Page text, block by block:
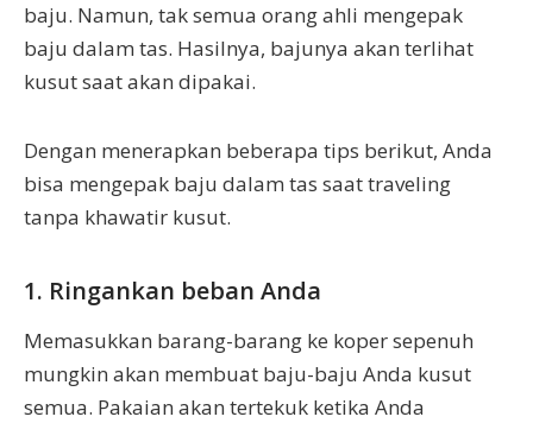
baju. Namun, tak semua orang ahli mengepak
baju dalam tas. Hasilnya, bajunya akan terlihat
kusut saat akan dipakai.
Dengan menerapkan beberapa tips berikut, Anda
bisa mengepak baju dalam tas saat traveling
tanpa khawatir kusut.
1. Ringankan beban Anda
Memasukkan barang-barang ke koper sepenuh
mungkin akan membuat baju-baju Anda kusut
semua. Pakaian akan tertekuk ketika Anda